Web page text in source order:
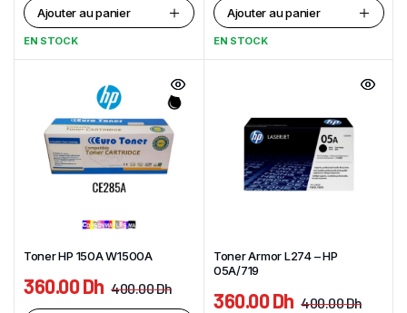
Ajouter au panier
EN STOCK
Ajouter au panier
EN STOCK
Toner HP 150A W1500A
400.00Dh
360.00Dh
Toner Armor L274 – HP
05A/719
400.00Dh
360.00Dh